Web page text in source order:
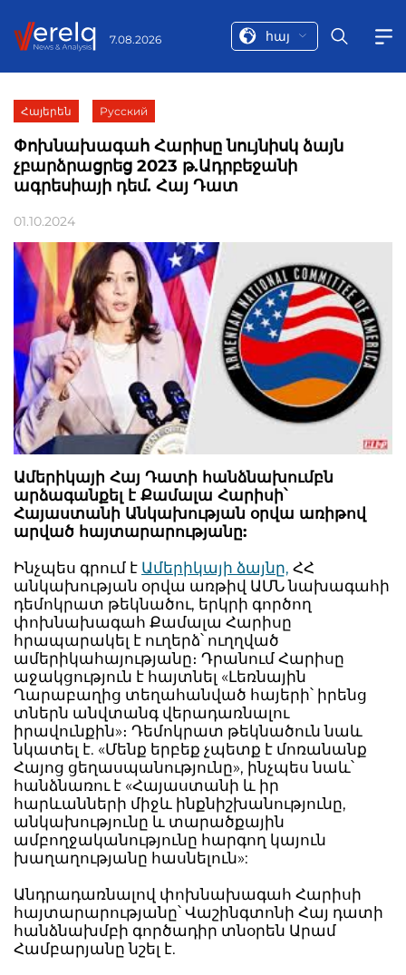
7.08.2026 հայ
Հայերեն Русский
Փոխնախագահ Հարիսը նույնիսկ ձայն
չբարձրացրեց 2023 թ.Ադրբեջանի
ագրեսիայի դեմ. Հայ Դատ
01.10.2024
Ամերիկայի Հայ Դատի հանձնախումբն
արձագանքել է Քամալա Հարիսի՝
Հայաստանի Անկախության օրվա առիթով
արված հայտարարությանը:
Ինչպես գրում է Ամերիկայի ձայնը, ՀՀ
անկախության օրվա առթիվ ԱՄՆ նախագահի
դեմոկրատ թեկնածու, երկրի գործող
փոխնախագահ Քամալա Հարիսը
հրապարակել է ուղերձ՝ ուղղված
ամերիկահայությանը։ Դրանում Հարիսը
աջակցություն է հայտնել «Լեռնային
Ղարաբաղից տեղահանված հայերի՝ իրենց
տներն անվտանգ վերադառնալու
իրավունքին»։ Դեմոկրատ թեկնածուն նաև
նկատել է. «Մենք երբեք չպետք է մոռանանք
Հայոց ցեղասպանությունը», ինչպես նաև՝
հանձնառու է «Հայաստանի և իր
հարևանների միջև ինքնիշխանությունը,
անկախությունը և տարածքային
ամբողջականությունը հարգող կայուն
խաղաղությանը հասնելուն»:
Անդրադառնալով փոխնախագահ Հարիսի
հայտարարությանը՝ Վաշինգտոնի Հայ դատի
հանձնախմբի գործադիր տնօրեն Արամ
Համբարյանը նշել է.